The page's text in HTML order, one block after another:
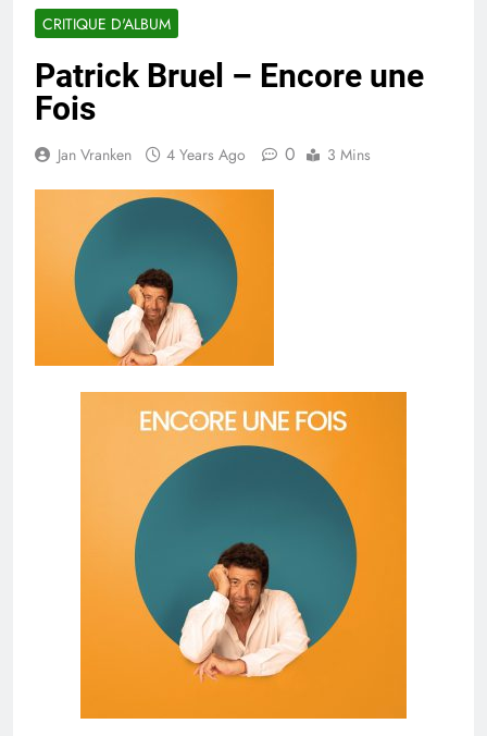
CRITIQUE D'ALBUM
Patrick Bruel – Encore une
Fois
Jan Vranken 4 Years Ago 0 3 Mins